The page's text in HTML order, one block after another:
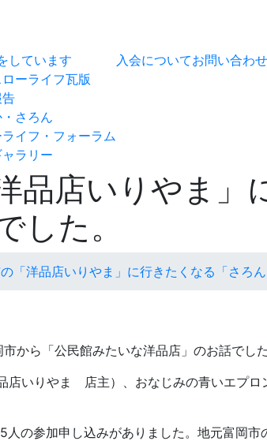
しています
ーライフ瓦版
さろん
イフ・フォーラム
ラリー
入会についてお問い合わせ
品店いりやま」
した。
「洋品店いりやま」に行きたくなる「さろん
から「公民館みたいな洋品店」のお話でした
いりやま 店主）、おなじみの青いエプロ
の参加申し込みがありました。地元富岡市